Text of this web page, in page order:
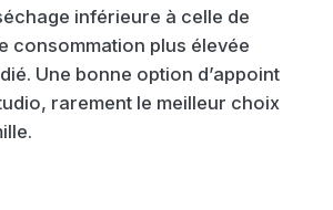
inférieure à celle de
consommation plus élevée
Une bonne option d’appoint
rarement le meilleur choix